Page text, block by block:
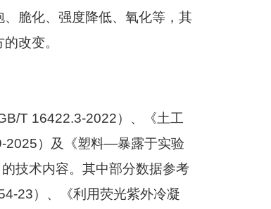
脆化、强度降低、氧化等，其
改变。
T 16422.3-2022）、《土工
2025）及《塑料—暴露于实验
的技术内容。其中部分数据参考
23）、《利用荧光紫外冷凝